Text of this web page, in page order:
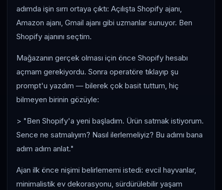
adımda işin sırrı ortaya çıktı: Açılışta Shopify ajanı,
Amazon ajanı, Gmail ajanı gibi uzmanlar sunuyor. Ben
Shopify ajanını seçtim.
Mağazanın gerçek olması için önce Shopify hesabı
açmam gerekiyordu. Sonra operatöre tıklayıp şu
prompt'u yazdım — bilerek çok basit tuttum, hiç
bilmeyen birinin gözüyle:
> "Ben Shopify'a yeni başladım. Ürün satmak istiyorum.
Sence ne satmalıyım? Nasıl ilerlemeliyiz? Bu adımı bana
adım adım anlat."
Ajan ilk önce nişimi belirlememi istedi: evcil hayvanlar,
minimalistik ev dekorasyonu, sürdürülebilir yaşam